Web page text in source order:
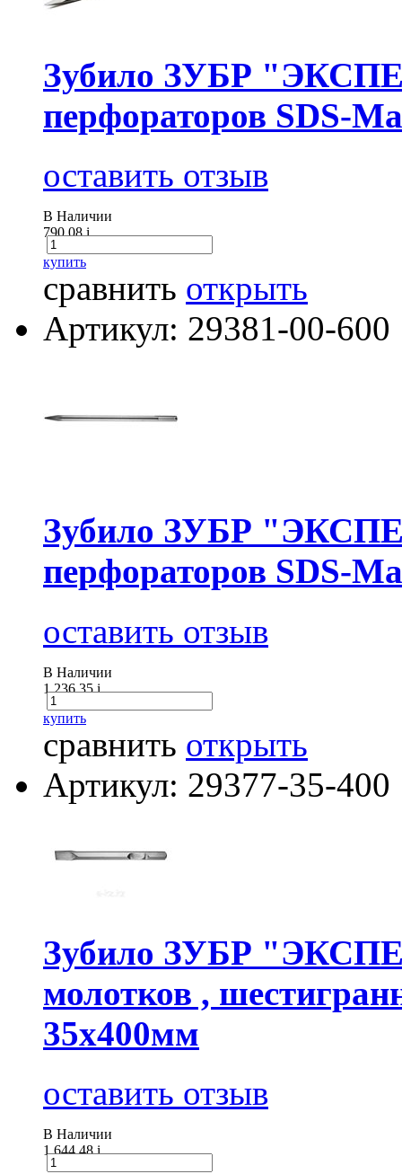
Зубило ЗУБР
перфораторов SDS-
оставить отзыв
В Наличии
790.08i
купить
сравнить открыть
Артикул: 29381-00-600
Зубило ЗУБР
перфораторов SDS-
оставить отзыв
В Наличии
1 236.35i
купить
сравнить открыть
Артикул: 29377-35-400
Зубило ЗУБР
молотков ,
35х400мм
оставить отзыв
В Наличии
1 644.48i